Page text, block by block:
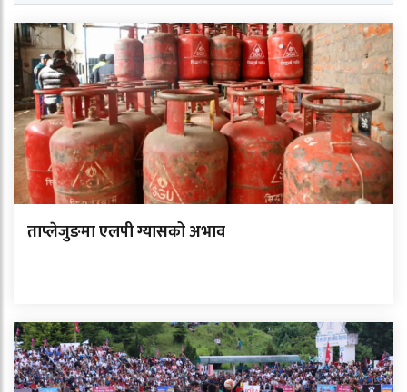
ताप्लेजुङमा एलपी ग्यासको अभाव